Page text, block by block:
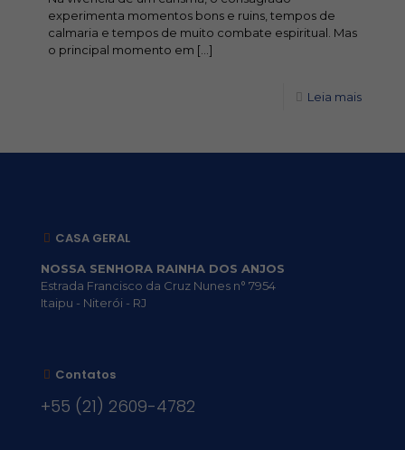
experimenta momentos bons e ruins, tempos de
calmaria e tempos de muito combate espiritual. Mas
o principal momento em […]
Leia mais
CASA GERAL
NOSSA SENHORA RAINHA DOS ANJOS
Estrada Francisco da Cruz Nunes n° 7954
Itaipu - Niterói - RJ
Contatos
+55 (21) 2609-4782